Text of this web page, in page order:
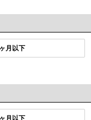
月以下
月以下